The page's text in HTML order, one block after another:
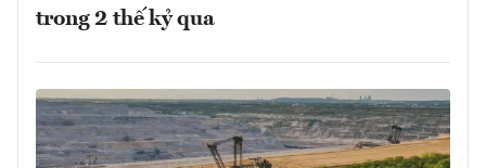
trong 2 thế kỷ qua